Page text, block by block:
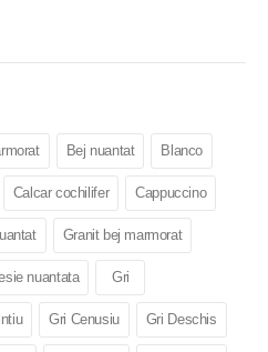
Bej nuantat Blanco
Calcar cochilifer Cappuccino
Granit bej marmorat
nuantata Gri
Gri Cenusiu Gri Deschis